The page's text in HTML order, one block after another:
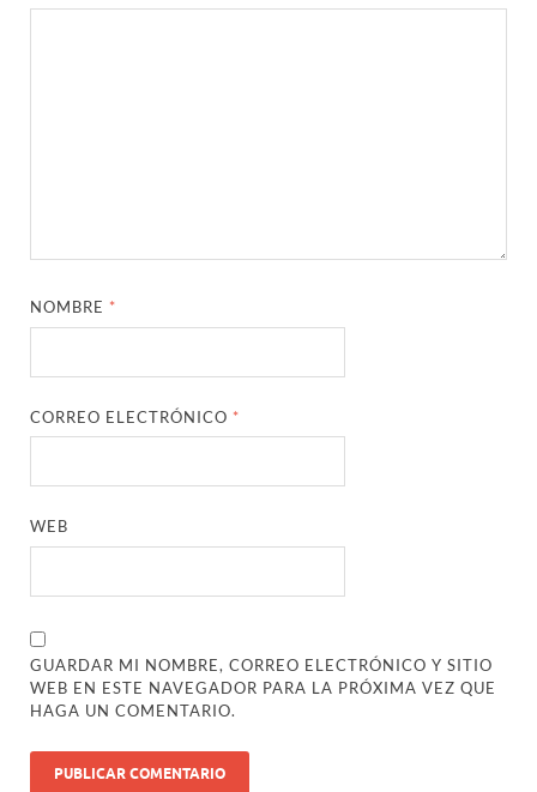
NOMBRE *
CORREO ELECTRÓNICO *
WEB
GUARDAR MI NOMBRE, CORREO ELECTRÓNICO Y SITIO
WEB EN ESTE NAVEGADOR PARA LA PRÓXIMA VEZ QUE
HAGA UN COMENTARIO.